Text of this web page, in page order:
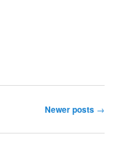
Newer posts →